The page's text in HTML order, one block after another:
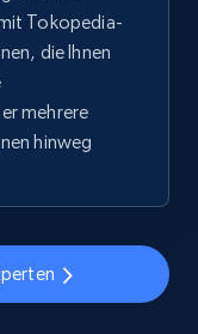
anfangen
using
rating,
Tokopedia-
die Ihnen
mehrere
hinweg